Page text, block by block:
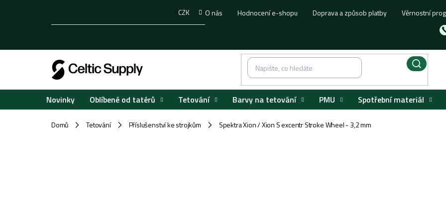
O nás Hodnocení e-shopu Doprava a způsob platby Věrnostní
CZK
Novinky Oblíbené od tatérů Tetování Barvy na tetování PMU Spotřební materiál
Domů / Tetování / Příslušenství ke strojkům / Spektra Xion / Xion S excentr Stroke Wheel - 3,2 mm